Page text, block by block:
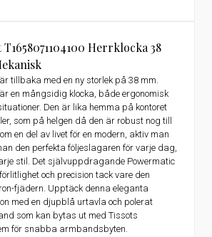
Herrklocka 38
tillbaka med en ny storlek på 38 mm.
en mångsidig klocka, både ergonomisk
Den är lika hemma på kontoret
som på helgen då den är robust nog till
en del av livet för en modern, aktiv man
den perfekta följeslagaren för varje dag,
stil. Det självuppdragande Powermatic
och precision tack vare den
fjädern. Upptäck denna eleganta
med en djupblå urtavla och polerat
som kan bytas ut med Tissots
för snabba armbandsbyten.